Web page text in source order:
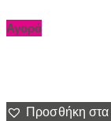
Αγορά
Προσθήκη στα